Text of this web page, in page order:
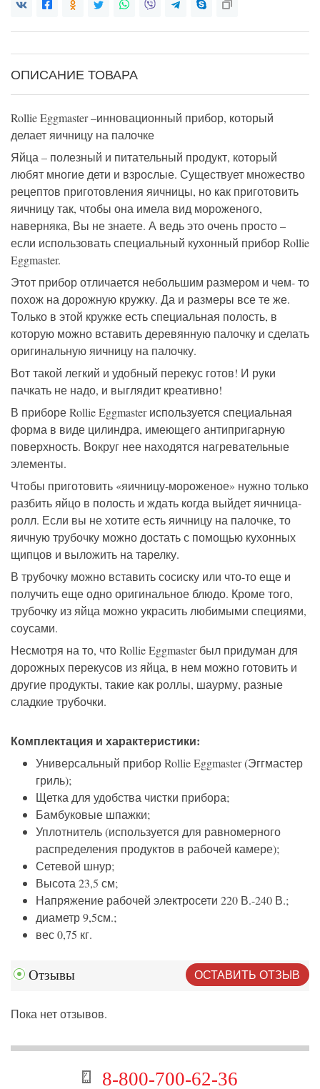
ОПИСАНИЕ ТОВАРА
Rollie Eggmaster –инновационный прибор, который
делает яичницу на палочке
Яйца – полезный и питательный продукт, который
любят многие дети и взрослые. Существует множество
рецептов приготовления яичницы, но как приготовить
яичницу так, чтобы она имела вид мороженого,
наверняка, Вы не знаете. А ведь это очень просто –
если использовать специальный кухонный прибор Rollie
Eggmaster.
Этот прибор отличается небольшим размером и чем- то
похож на дорожную кружку. Да и размеры все те же.
Только в этой кружке есть специальная полость, в
которую можно вставить деревянную палочку и сделать
оригинальную яичницу на палочку.
Вот такой легкий и удобный перекус готов! И руки
пачкать не надо, и выглядит креативно!
В приборе Rollie Eggmaster используется специальная
форма в виде цилиндра, имеющего антипригарную
поверхность. Вокруг нее находятся нагревательные
элементы.
Чтобы приготовить «яичницу-мороженое» нужно только
разбить яйцо в полость и ждать когда выйдет яичница-
ролл. Если вы не хотите есть яичницу на палочке, то
яичную трубочку можно достать с помощью кухонных
щипцов и выложить на тарелку.
В трубочку можно вставить сосиску или что-то еще и
получить еще одно оригинальное блюдо. Кроме того,
трубочку из яйца можно украсить любимыми специями,
соусами.
Несмотря на то, что Rollie Eggmaster был придуман для
дорожных перекусов из яйца, в нем можно готовить и
другие продукты, такие как роллы, шаурму, разные
сладкие трубочки.
Комплектация и характеристики:
Универсальный прибор Rollie Eggmaster (Эггмастер
гриль);
Щетка для удобства чистки прибора;
Бамбуковые шпажки;
Уплотнитель (используется для равномерного
распределения продуктов в рабочей камере);
Сетевой шнур;
Высота 23,5 см;
Напряжение рабочей электросети 220 В.-240 В.;
диаметр 9,5см.;
вес 0,75 кг.
Отзывы ОСТАВИТЬ ОТЗЫВ
Пока нет отзывов.
8-800-700-62-36